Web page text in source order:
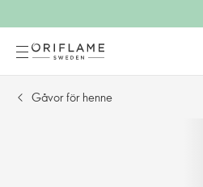
Gåvor för henne